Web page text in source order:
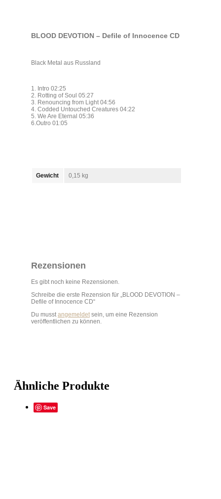
BLOOD DEVOTION – Defile of Innocence CD
Black Metal aus Russland
1. Intro 02:25
2. Rotting of Soul 05:27
3. Renouncing from Light 04:56
4. Codded Untouched Creatures 04:22
5. We Are Eternal 05:36
6.Outro 01:05
Gewicht 0,15 kg
Rezensionen
Es gibt noch keine Rezensionen.
Schreibe die erste Rezension für „BLOOD DEVOTION –
Defile of Innocence CD“
Du musstangemeldetsein, um eine Rezension
veröffentlichen zu können.
Ähnliche Produkte
Save